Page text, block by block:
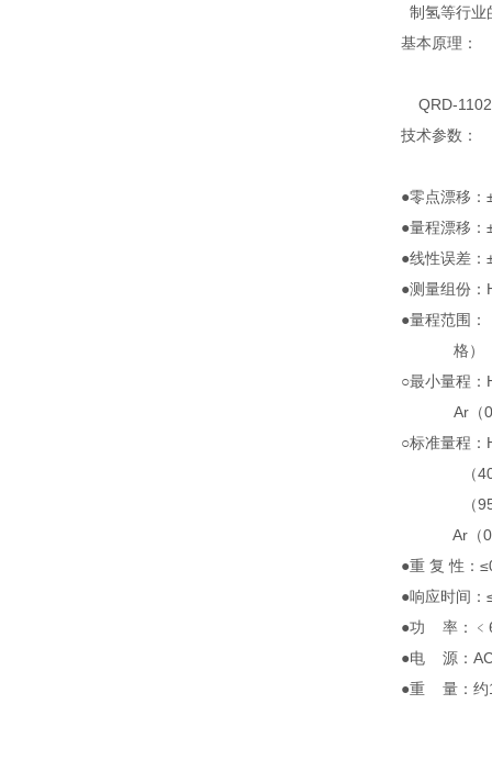
制氢等行业
基本原理：
QRD-
技术参数：
●零点漂移：
●量程漂移：
●线性误差：
●测量组份：
●量程范围：
格）
○最小量程：
Ar（0
○标准量程
（40～
（95～
Ar（0～
●重 复 性：
●响应时间：
●功 率：
●电 源：
●重 量：约